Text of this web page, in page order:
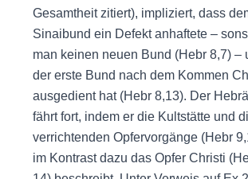
Gesamtheit zitiert), impliziert, dass
Sinaibund ein Defekt anhaftete –
man keinen neuen Bund (Hebr 8,7) –
der erste Bund nach dem Kommen
ausgedient hat (Hebr 8,13). Der
fährt fort, indem er die Kultstätte und
verrichtenden Opfervorgänge (Hebr
im Kontrast dazu das Opfer Christi